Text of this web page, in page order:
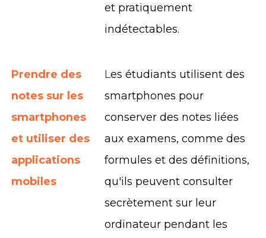
et pratiquement
indétectables.
Prendre des
notes sur les
smartphones
et utiliser des
applications
mobiles
Les étudiants utilisent des
smartphones pour
conserver des notes liées
aux examens, comme des
formules et des définitions,
qu'ils peuvent consulter
secrètement sur leur
ordinateur pendant les